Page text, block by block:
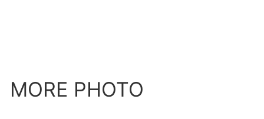
MORE PHOTO